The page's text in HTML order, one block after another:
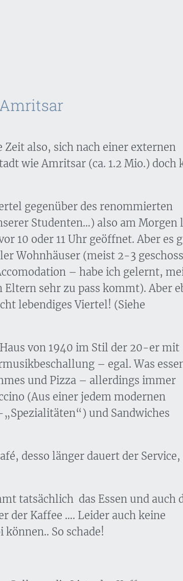
also, sich nach einer externen
wie Amritsar (ca. 1.2 Mio.) doch
gegenüber des renommierten
Studenten…) also am Morgen
10 oder 11 Uhr geöffnet. Aber es
Wohnhäuser (meist 2-3
– habe ich gelernt,
sehr zu pass kommt). Aber
lebendiges Viertel! (Siehe
von 1940 im Stil der 20-er mit
– egal. Was
und Pizza – allerdings immer
(Aus einer jedem modernen
und Sandwiches
desso länger dauert der Service,
tatsächlich das Essen und auch
der Kaffee …. Leider auch keine
So schade!